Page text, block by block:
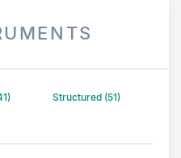
Structured (51)